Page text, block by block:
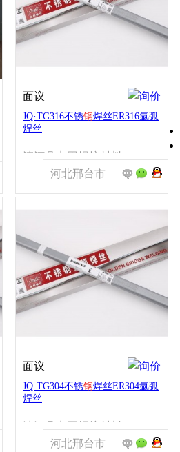
面议
JQ·TG316不锈钢焊丝ER316氩弧
焊丝
河北邢台市
面议
JQ·TG304不锈钢焊丝ER304氩弧
焊丝
河北邢台市